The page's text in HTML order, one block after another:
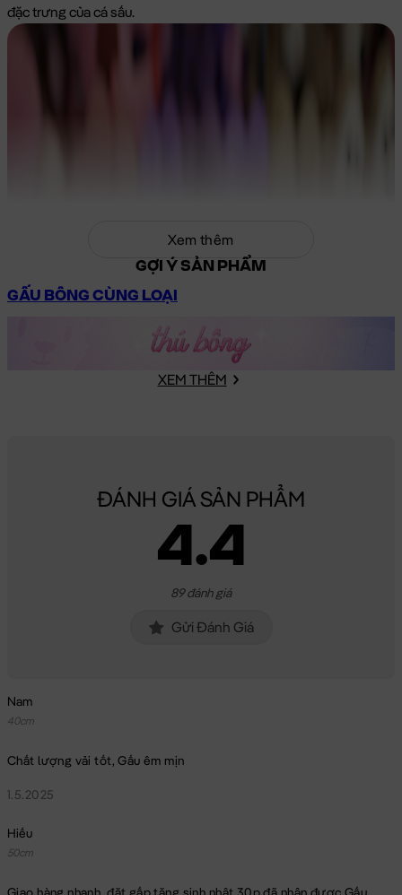
đặc trưng của cá sấu.
Xem thêm
GỢI Ý SẢN PHẨM
GẤU BÔNG CÙNG LOẠI
XEM THÊM
ĐÁNH GIÁ SẢN PHẨM
4.4
89 đánh giá
Gửi Đánh Giá
Nam
40cm
Chất lượng vải tốt, Gấu êm mịn
1.5.2025
Hiếu
50cm